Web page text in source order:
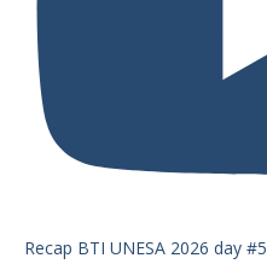
Recap BTI UNESA 2026 day #5